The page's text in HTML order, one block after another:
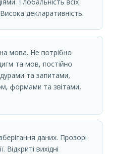
декларативність.
мова. Не потрібно
та мов, постійно
та запитами,
формами та звітами,
даних. Прозорі
Відкриті вихідні